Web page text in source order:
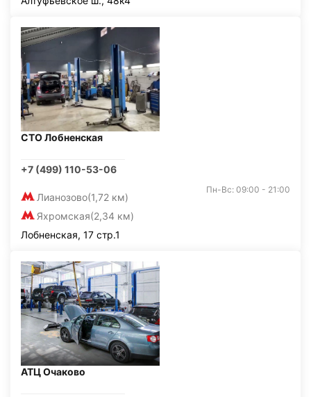
СТО Лобненская
+7 (499) 110-53-06
Лианозово(1,72 км)
Яхромская(2,34 км)
Пн-Вс: 09:00 - 21:00
Лобненская, 17 стр.1
АТЦ Очаково